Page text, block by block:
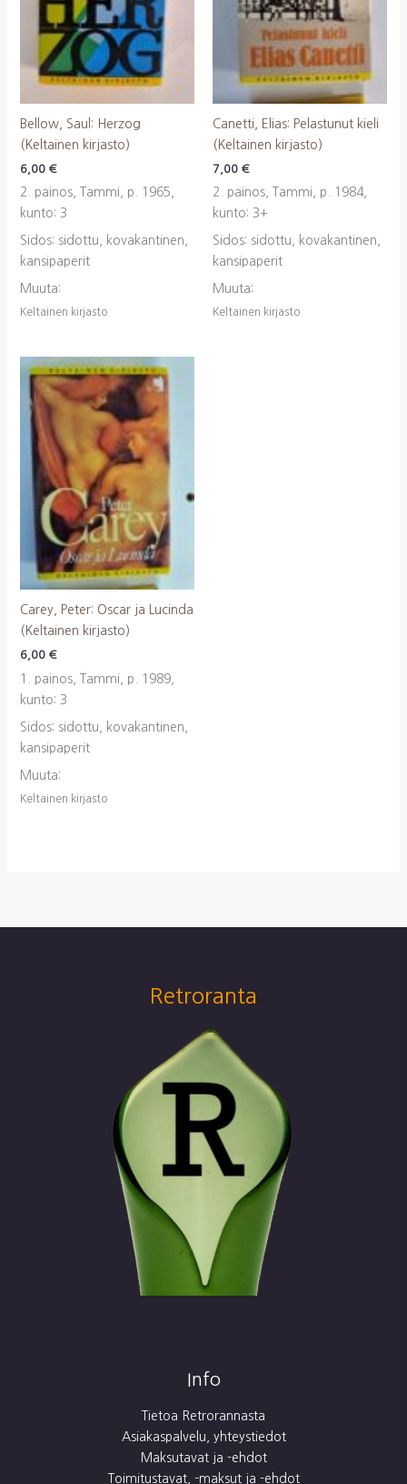
Bellow, Saul: Herzog
(Keltainen kirjasto)
6,00 €
2. painos, Tammi, p. 1965,
kunto: 3
Sidos: sidottu, kovakantinen,
kansipaperit
Muuta:
Keltainen kirjasto
Canetti, Elias: Pelastunut kieli
(Keltainen kirjasto)
7,00 €
2. painos, Tammi, p. 1984,
kunto: 3+
Sidos: sidottu, kovakantinen,
kansipaperit
Muuta:
Keltainen kirjasto
Carey, Peter: Oscar ja Lucinda
(Keltainen kirjasto)
6,00 €
1. painos, Tammi, p. 1989,
kunto: 3
Sidos: sidottu, kovakantinen,
kansipaperit
Muuta:
Keltainen kirjasto
Retroranta
Info
Tietoa Retrorannasta
Asiakaspalvelu, yhteystiedot
Maksutavat ja -ehdot
Toimitustavat, -maksut ja -ehdot